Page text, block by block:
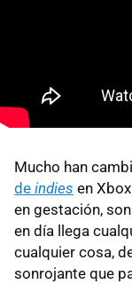
Mucho han
de indies en
en gestación,
en día llega
cualquier cosa,
sonrojante que